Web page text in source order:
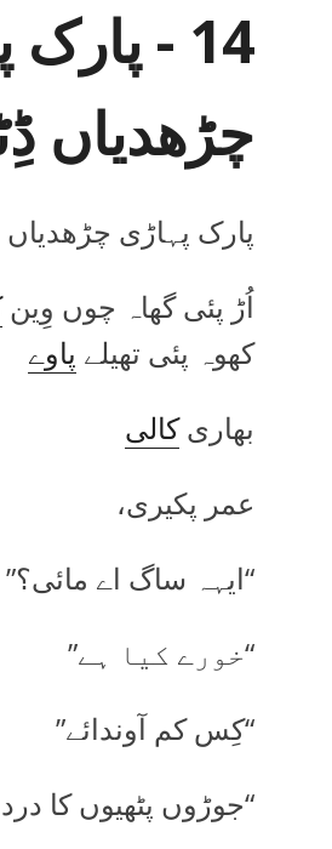
14 -
چڑھدیاں
پارک پہاڑی چڑھدیاں
اُڑ پئی گھاہ چوں وِین
کھوہ پئی تھیلے پاوے
بھاریکالی
عمر پکیری،
“ایہہ ساگ اے مائی؟”
“خورے کیا ہے”
“کِس کم آوندائے”
“جوڑوں پٹھیوں کا درد